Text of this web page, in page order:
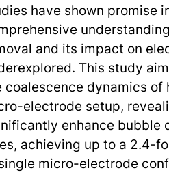
have shown promise
and its impact on
This study
coalescence dynamics of
electrode setup,
enhance bubble
achieving up to a 2.4-
micro-electrode